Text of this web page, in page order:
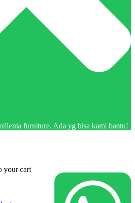
furniture. Ada yg bisa kami bantu!
your cart